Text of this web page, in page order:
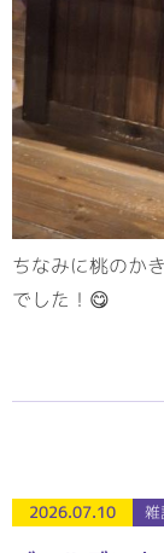
ちなみに桃のか
でした！😋
2026.07.10 雑